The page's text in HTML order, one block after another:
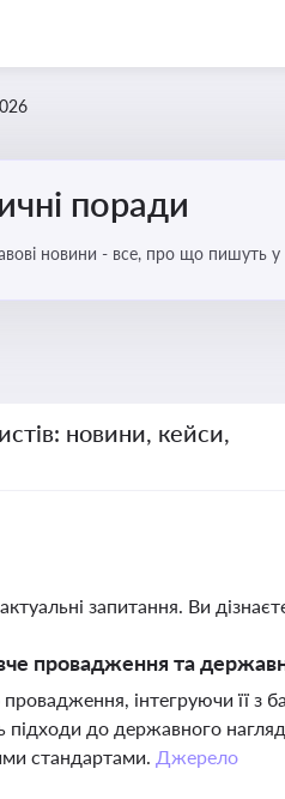
поради
новини - все, про що пишуть
новини, кейси,
запитання. Ви
провадження та
інтегруючи її з
до державного
стандартами. Джерело